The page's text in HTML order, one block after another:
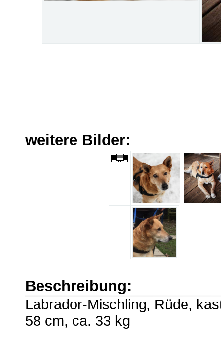
weitere Bilder:
Beschreibung:
Labrador-Mischling, Rüde,
58 cm, ca. 33 kg